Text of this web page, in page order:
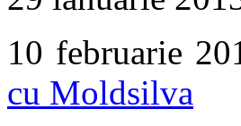
10 februarie
cu Moldsilva